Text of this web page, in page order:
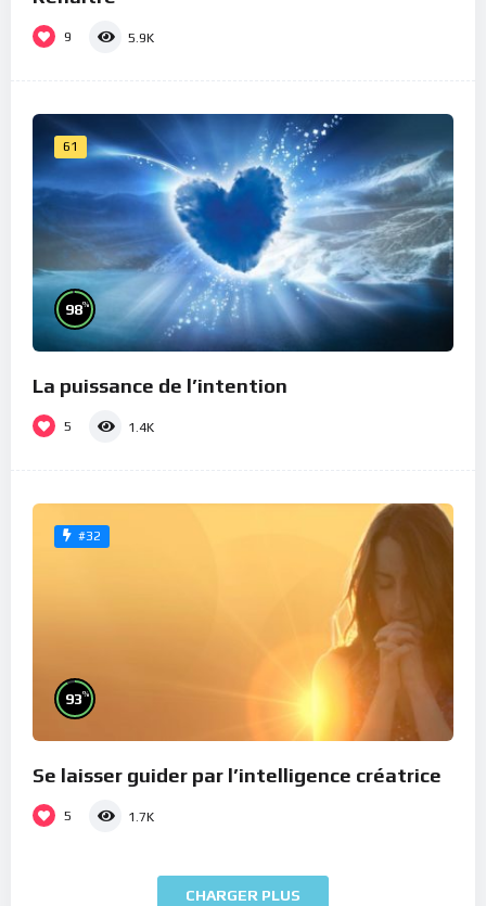
9 5.9K
61
98%
La puissance de l’intention
5 1.4K
#32
93%
Se laisser guider par l’intelligence créatrice
5 1.7K
CHARGER PLUS